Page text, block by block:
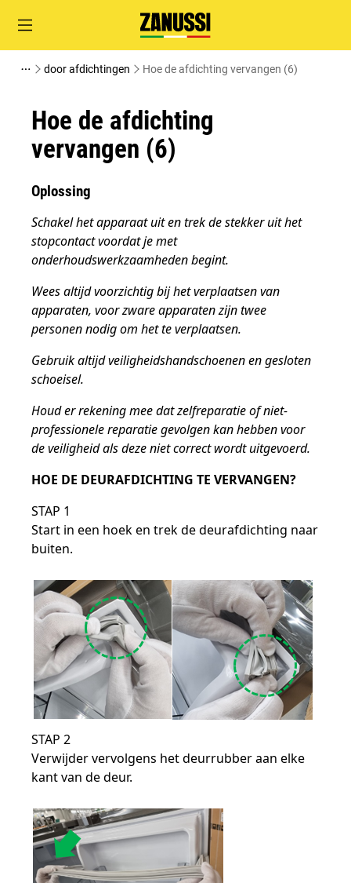
door afdichtingen Hoe de afdichting vervangen (6)
Hoe de afdichting
vervangen (6)
Oplossing
Schakel het apparaat uit en trek de stekker uit het
stopcontactvoordat je met
onderhoudswerkzaamhedenbegint.
Wees altijd voorzichtig bij het verplaatsen van
apparaten, voor zware apparaten zijn twee
personen nodig om het te verplaatsen.
Gebruik altijd veiligheidshandschoenen en gesloten
schoeisel.
Houd er rekening mee dat zelfreparatie of niet-
professionele reparatie gevolgen kan hebben voor
de veiligheid als deze niet correct wordt uitgevoerd.
HOE DE DEURAFDICHTING TE VERVANGEN?
STAP 1
Start in een hoek en trek de deurafdichting naar
buiten.
STAP 2
Verwijder vervolgens het deurrubber aan elke
kant van de deur.